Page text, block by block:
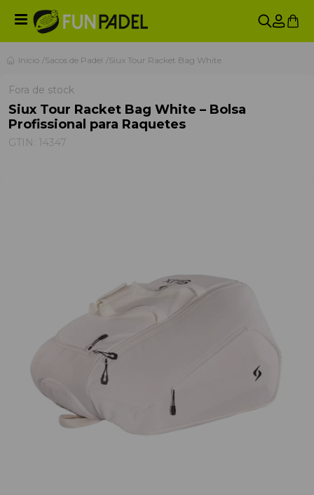
Início Sacos de Padel Siux Tour Racket Bag White
Fora de stock
Siux Tour Racket Bag White – Bolsa
Profissional para Raquetes
GTIN: 14347